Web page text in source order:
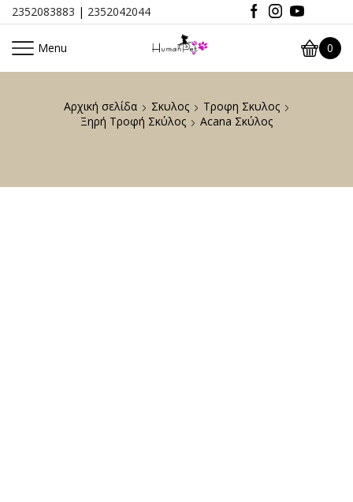
2352083883 | 2352042044
Menu 0
Αρχική σελίδα Σκυλος
Τροφη Σκυλος
Ξηρή Τροφή Σκύλος
Acana Σκύλος